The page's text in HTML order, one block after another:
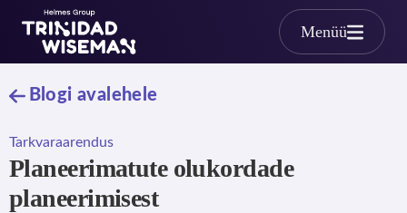
Skip to main content
Menüü
Blogi avalehele
Tarkvaraarendus
Planeerimatute olukordade
planeerimisest